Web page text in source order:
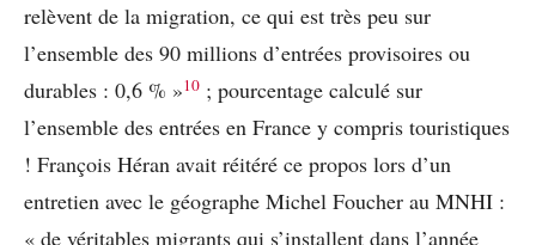
relèvent de la migration, ce qui est très peu sur
l’ensemble des 90 millions d’entrées provisoires ou
durables : 0,6 % »10 ; pourcentage calculé sur
l’ensemble des entrées en France y compris touristiques
! François Héran avait réitéré ce propos lors d’un
entretien avec le géographe Michel Foucher au MNHI :
« de véritables migrants qui s’installent dans l’année